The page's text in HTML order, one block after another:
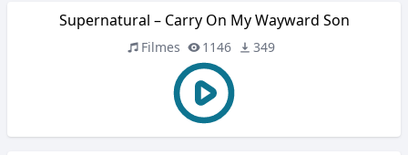
Supernatural – Carry On My Wayward Son
Filmes 1146 349